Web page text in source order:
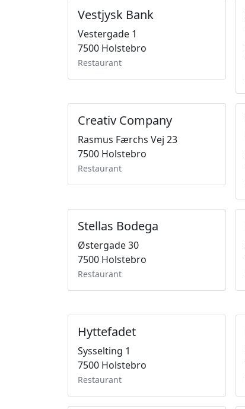
Vestjysk Bank
Vestergade 1
7500 Holstebro
Restaurant
Creativ Company
Rasmus Færchs Vej 23
7500 Holstebro
Restaurant
Stellas Bodega
Østergade 30
7500 Holstebro
Restaurant
Hyttefadet
Sysselting 1
7500 Holstebro
Restaurant